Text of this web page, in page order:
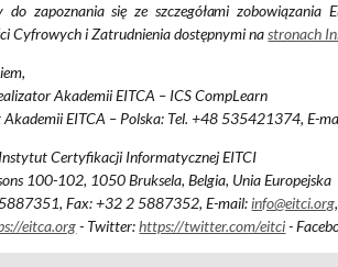
do zapoznania się ze szczegółami
Cyfrowych i Zatrudnienia dostępnymi nastronach
Akademii EITCA – ICS CompLearn
Akademii EITCA – Polska: Tel. +48 535421374, E-
Certyfikacji Informatycznej EITCI
100-102, 1050 Bruksela, Belgia, Unia Europejska
Fax: +32 2 5887352, E-mail:info@eitci.org
eitca.org- Twitter:https://twitter.com/eitci-